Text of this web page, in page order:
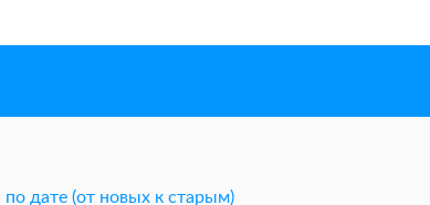
по дате (от новых к старым)